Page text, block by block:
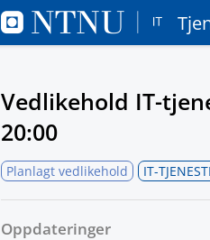
Vedlikehold IT-
20:00
Planlagt vedlikehold IT-
Oppdateringer